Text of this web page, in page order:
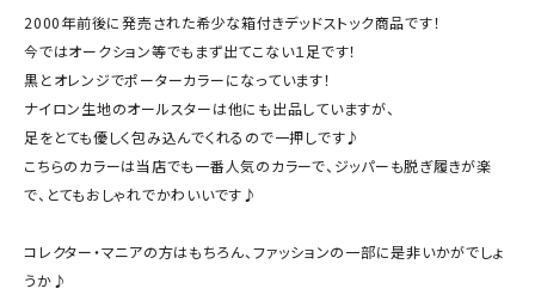
2000年前後に発売された希少な箱付きデッドストック商品です！
今ではオークション等でもまず出てこない１足です！
黒とオレンジでポーターカラーになっています！
ナイロン生地のオールスターは他にも出品していますが、
足をとても優しく包み込んでくれるので一押しです♪
こちらのカラーは当店でも一番人気のカラーで、ジッパーも脱ぎ履きが楽
で、とてもおしゃれでかわいいです♪
コレクター・マニアの方はもちろん、ファッションの一部に是非いかがでしょ
うか♪